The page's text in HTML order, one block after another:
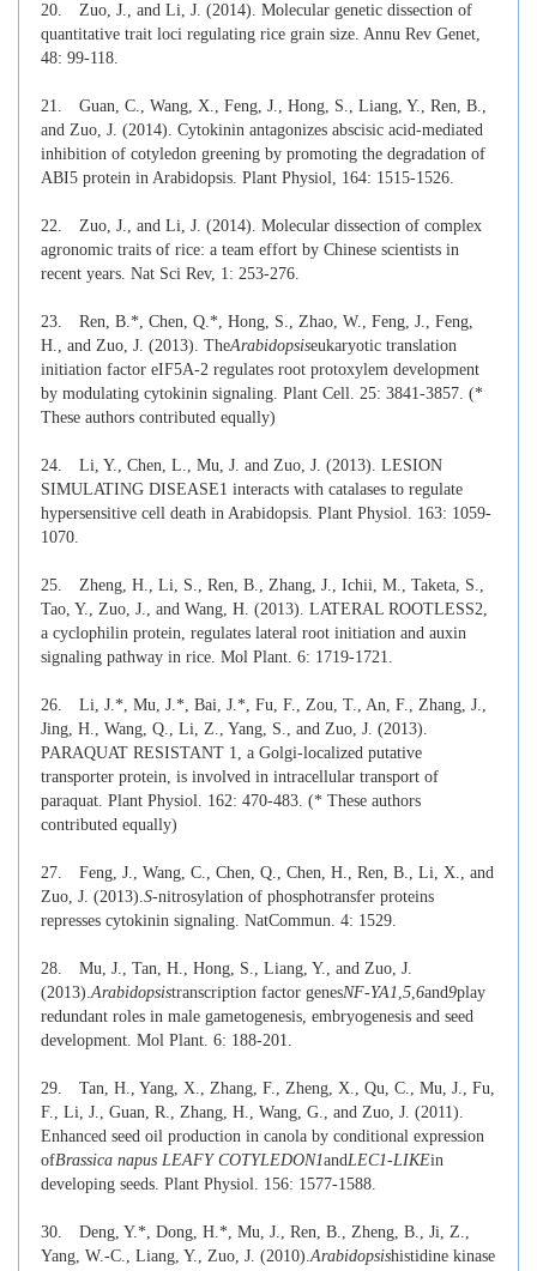
20. Zuo, J., and Li, J. (2014). Molecular genetic dissection of
quantitative trait loci regulating rice grain size. Annu Rev Genet,
48: 99-118.
21. Guan, C., Wang, X., Feng, J., Hong, S., Liang, Y., Ren, B.,
and Zuo, J. (2014). Cytokinin antagonizes abscisic acid-mediated
inhibition of cotyledon greening by promoting the degradation of
ABI5 protein in Arabidopsis. Plant Physiol, 164: 1515-1526.
22. Zuo, J., and Li, J. (2014). Molecular dissection of complex
agronomic traits of rice: a team effort by Chinese scientists in
recent years. Nat Sci Rev, 1: 253-276.
23. Ren, B.*, Chen, Q.*, Hong, S., Zhao, W., Feng, J., Feng,
H., and Zuo, J. (2013). TheArabidopsiseukaryotic translation
initiation factor eIF5A-2 regulates root protoxylem development
by modulating cytokinin signaling. Plant Cell. 25: 3841-3857. (*
These authors contributed equally)
24. Li, Y., Chen, L., Mu, J. and Zuo, J. (2013). LESION
SIMULATING DISEASE1 interacts with catalases to regulate
hypersensitive cell death in Arabidopsis. Plant Physiol. 163: 1059-
1070.
25. Zheng, H., Li, S., Ren, B., Zhang, J., Ichii, M., Taketa, S.,
Tao, Y., Zuo, J., and Wang, H. (2013). LATERAL ROOTLESS2,
a cyclophilin protein, regulates lateral root initiation and auxin
signaling pathway in rice. Mol Plant. 6: 1719-1721.
26. Li, J.*, Mu, J.*, Bai, J.*, Fu, F., Zou, T., An, F., Zhang, J.,
Jing, H., Wang, Q., Li, Z., Yang, S., and Zuo, J. (2013).
PARAQUAT RESISTANT 1, a Golgi-localized putative
transporter protein, is involved in intracellular transport of
paraquat. Plant Physiol. 162: 470-483. (* These authors
contributed equally)
27. Feng, J., Wang, C., Chen, Q., Chen, H., Ren, B., Li, X., and
Zuo, J. (2013).S-nitrosylation of phosphotransfer proteins
represses cytokinin signaling. NatCommun. 4: 1529.
28. Mu, J., Tan, H., Hong, S., Liang, Y., and Zuo, J.
(2013).Arabidopsistranscription factor genesNF-YA1,5,6and9play
redundant roles in male gametogenesis, embryogenesis and seed
development. Mol Plant. 6: 188-201.
29. Tan, H., Yang, X., Zhang, F., Zheng, X., Qu, C., Mu, J., Fu,
F., Li, J., Guan, R., Zhang, H., Wang, G., and Zuo, J. (2011).
Enhanced seed oil production in canola by conditional expression
ofBrassica napus LEAFY COTYLEDON1andLEC1-LIKEin
developing seeds. Plant Physiol. 156: 1577-1588.
30. Deng, Y.*, Dong, H.*, Mu, J., Ren, B., Zheng, B., Ji, Z.,
Yang, W.-C., Liang, Y., Zuo, J. (2010).Arabidopsishistidine kinase